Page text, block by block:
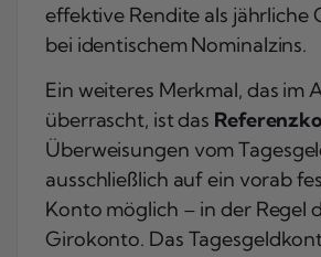
effektive Rendite als jährliche
bei identischem Nominalzins.
Ein weiteres Merkmal, das im
überrascht, ist das
Überweisungen vom
ausschließlich auf ein vorab
Konto möglich – in der Regel
Girokonto. Das